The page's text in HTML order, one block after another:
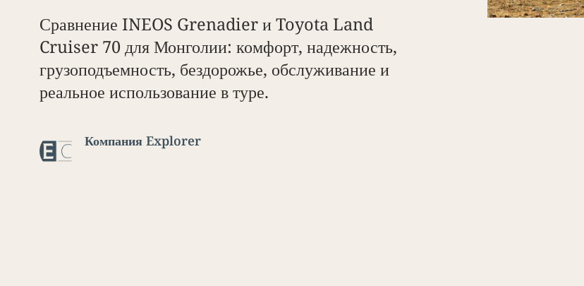
Сравнение INEOS Grenadier и Toyota Land
Cruiser 70 для Монголии: комфорт, надежность,
грузоподъемность, бездорожье, обслуживание и
реальное использование в туре.
Компания Explorer